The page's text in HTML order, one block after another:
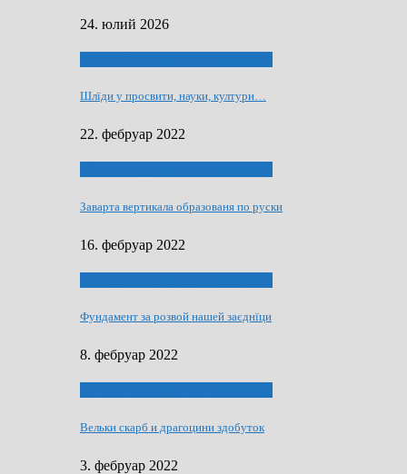
24. юлий 2026
Шлїди у просвити, науки, култури…
22. фебруар 2022
Заварта вертикала образованя по руски
16. фебруар 2022
Фундамент за розвой нашей заєднїци
8. фебруар 2022
Вельки скарб и драгоцини здобуток
3. фебруар 2022